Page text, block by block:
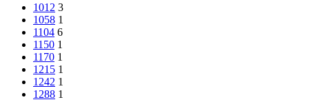
1012 3
1058 1
1104 6
1150 1
1170 1
1215 1
1242 1
1288 1